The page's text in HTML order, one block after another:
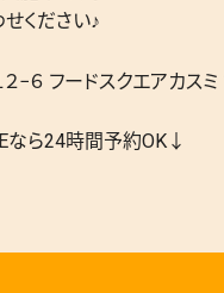
ください♪
−６ フードスクエアカスミ
なら24時間予約OK↓